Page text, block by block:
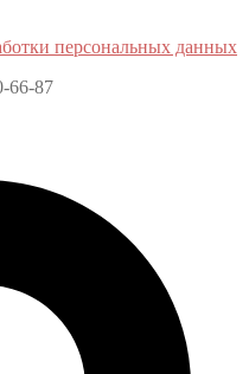
персональных данных
66-87